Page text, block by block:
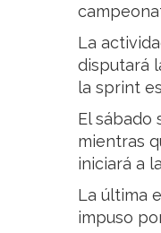
La
disputará
la sprint
El sábado
mientras
iniciará a
La última
impuso